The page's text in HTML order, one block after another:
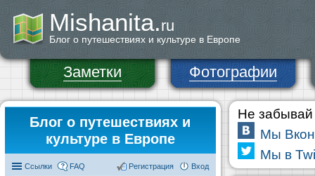
Mishanita.ru
Блог о путешествиях и культуре в Европе
Заметки Фотографии
Блог о путешествиях и
культуре в Европе
Ссылки FAQ Вход
Регистрация
Не забывай
Мы
Мы в